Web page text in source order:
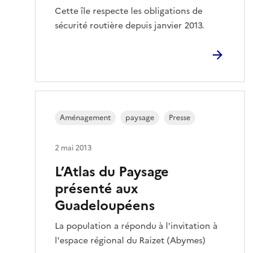
Cette île respecte les obligations de
sécurité routière depuis janvier 2013.
L’Atlas du Paysage
présenté aux
Guadeloupéens
La population a répondu à l'invitation à
l'espace régional du Raizet (Abymes)
Aménagement paysage Presse
2 mai 2013